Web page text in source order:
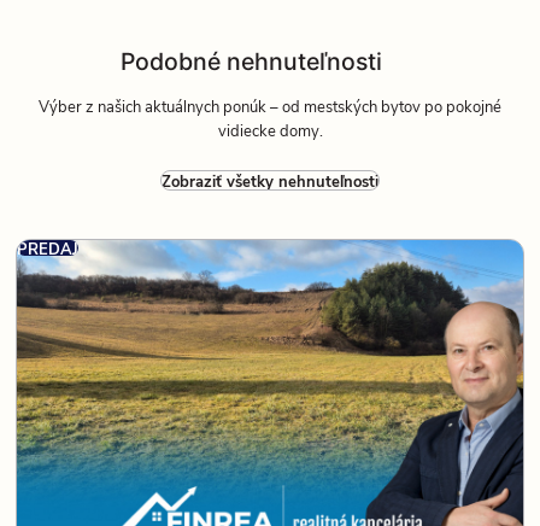
Podobné nehnuteľnosti
Výber z našich aktuálnych ponúk – od mestských bytov po pokojné
vidiecke domy.
Zobraziť všetky nehnuteľnosti
PREDAJ